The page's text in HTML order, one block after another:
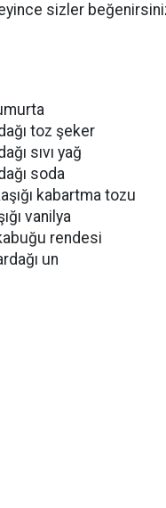
sizler
toz şeker
sıvı yağ
soda
kabartma tozu
vanilya
rendesi
un